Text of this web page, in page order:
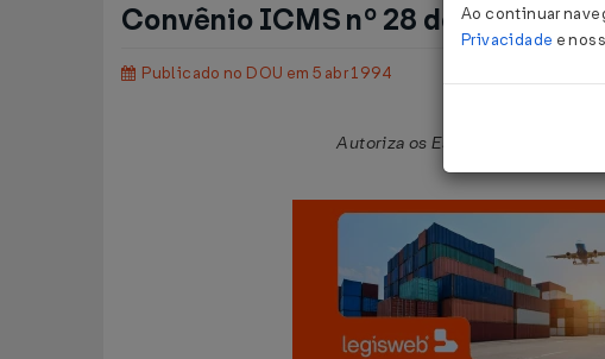
Convênio ICMS nº 28 de 29/03/
Publicado no DOU em 5 abr 1994
Autoriza os Estados e o Distrito
Ao continuar
Privacidade e